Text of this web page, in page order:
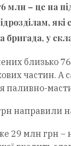
млн – це на
які
бригада, у
близько
частин. А
паливно-
направили на
29 млн грн –